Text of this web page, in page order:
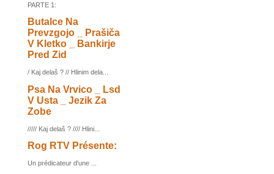
PARTE 1:
Butalce Na
Prevzgojo _ Prašiča
V Kletko _ Bankirje
Pred Zid
/ Kaj delaš ? // Hlinim dela...
Psa Na Vrvico _ Lsd
V Usta _ Jezik Za
Zobe
///// Kaj delaš ? //// Hlini...
Rog RTV Présente:
Un prédicateur d'une ...